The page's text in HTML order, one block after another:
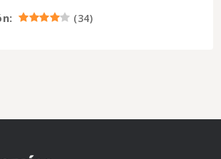
(34)